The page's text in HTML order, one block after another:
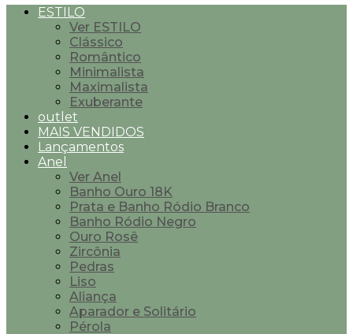
ESTILO
Ver ESTILO
Clássico
Romântico
Minimalista
Maximalista
Exuberante
outlet
MAIS VENDIDOS
Lançamentos
Anel
Ver Anel
Banho Ouro 18K
Prata e Banho Ródio Branco
Banho Ródio Negro
Ouro Rosê
Zircônia
Pedras
Liso
Aliança
Aparador e Solitário
Pérola